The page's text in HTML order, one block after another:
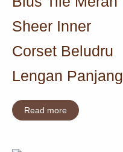
Sheer Inner
Corset Beludru
Lengan Panjang
Read more